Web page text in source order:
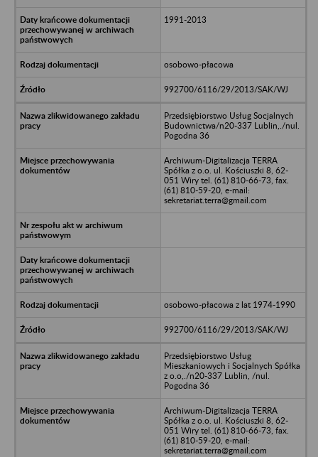
1991-2013
osobowo-płacowa
992700/6116/29/2013/SAK/WJ
Przedsiębiorstwo Usług Socjalnych
Budownictwa/n20-337 Lublin,./nul.
Pogodna 36
Archiwum-Digitalizacja TERRA
Spółka z o.o. ul. Kościuszki 8, 62-
051 Wiry tel. (61) 810-66-73, fax.
(61) 810-59-20, e-mail:
sekretariat.terra@gmail.com
osobowo-płacowa z lat 1974-1990
992700/6116/29/2013/SAK/WJ
Przedsiębiorstwo Usług
Mieszkaniowych i Socjalnych Spółka
z o.o,./n20-337 Lublin, /nul.
Pogodna 36
Archiwum-Digitalizacja TERRA
Spółka z o.o. ul. Kościuszki 8, 62-
051 Wiry tel. (61) 810-66-73, fax.
(61) 810-59-20, e-mail:
sekretariat.terra@gmail.com